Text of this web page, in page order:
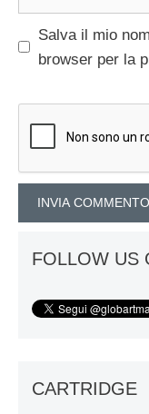
Salva il mio
browser per la
FOLLOW US
CARTRIDGE